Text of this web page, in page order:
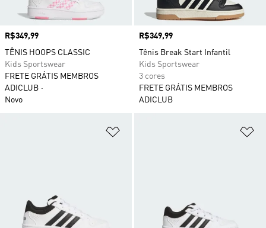
Preço
R$349,99
TÊNIS HOOPS CLASSIC
Kids Sportswear
FRETE GRÁTIS MEMBROS
ADICLUB
Novo
Preço
R$349,99
Tênis Break Start Infantil
Kids Sportswear
3 cores
FRETE GRÁTIS MEMBROS
ADICLUB